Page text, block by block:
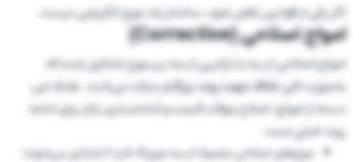
اگر یکی از قوانین نقض شود، ساختار یک موج انگیزشی نیست.
امواج اصلاحی (Corrective)
امواج اصلاحی از سه یا ترکیبی از سه زیر موج تشکیل شده که
به‌صورت کلیخلاف جهت روند بزرگ‌ترحرکت می‌کنند. هدف این
دسته از امواج، اصلاح موقت قیمت و آماده‌سازی بازار برای ادامه
روند اصلی است.
موج‌های اصلاحی معمولا از سه موج A، B و C تشکیل می‌شوند؛